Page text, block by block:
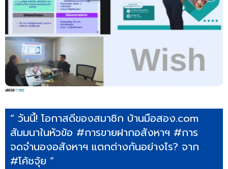
“ วันนี้! โอกาสดีของสมาชิก บ้านมือสอง.com
สัมมนาในหัวข้อ #การขายฝากอสังหาฯ #การ
จดจำนองอสังหาฯ แตกต่างกันอย่างไร? จาก
#โค้ชจุ้ย ”